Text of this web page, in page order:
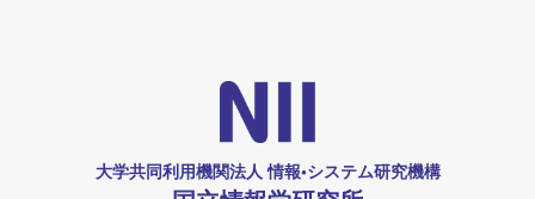
大学共同利用機関法人 情報•システム研究機構